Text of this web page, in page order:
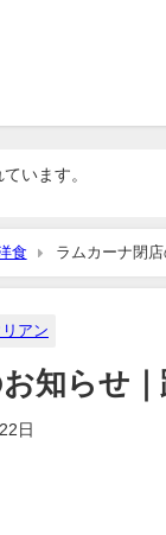
います。
食 ラムカーナ閉
アン
知らせ
日